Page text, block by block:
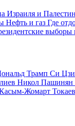
Израиля и
Нефть и газ Где
выборы
Трамп Си
Никол Пашинян
Жомарт Токаев